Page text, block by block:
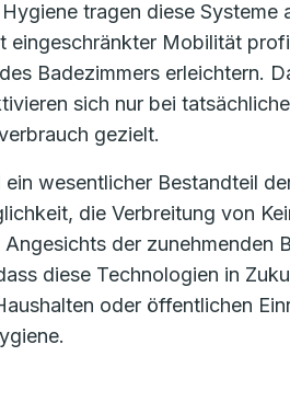
tragen diese
eingeschränkter Mobilität
Badezimmers erleichtern.
sich nur bei
gezielt.
wesentlicher Bestandteil
die Verbreitung von
der zunehmenden
diese Technologien in
oder öffentlichen